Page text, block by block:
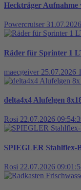
Heckträger Aufnahme
Powercruiser
Räder für Sprinter 1
maecgeiver 25.07.2026
delta4x4 Alufelgen
Rosi 22.07.2026
SPIEGLER Stahlflex-
Rosi 22.07.2026